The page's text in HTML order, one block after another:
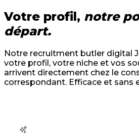
Votre profil, notre
départ.
Notre recruitment butler digital
votre profil, votre niche et vos
arrivent directement chez le
correspondant. Efficace et sans